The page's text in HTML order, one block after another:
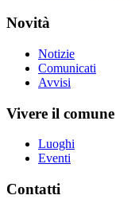
Novità
Notizie
Comunicati
Avvisi
Vivere il comune
Luoghi
Eventi
Contatti